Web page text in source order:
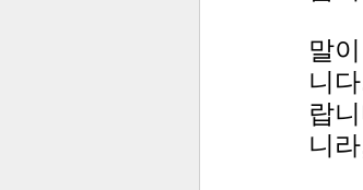
말
니
랍
니